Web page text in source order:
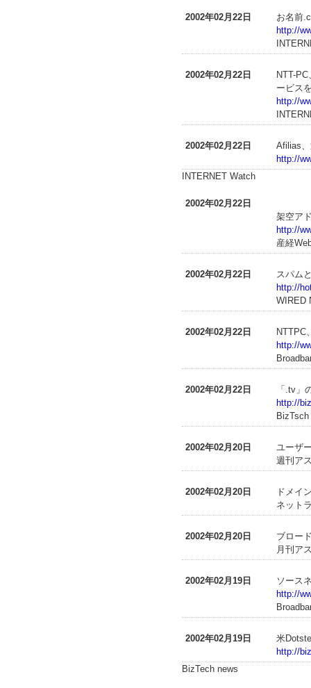
2002年02月22日
お名前
http://
2002年02月22日
NTT-
ービス
http://
2002年02月22日
Afilias
http://
INTERNET Watch
2002年02月22日
架空ア
http://
産経
2002年02月22日
スパム
http://
WIRED
2002年02月22日
NTTPC
http://
2002年02月22日
「.tv
http://
2002年02月20日
ユーザ
週刊ア
2002年02月20日
ドメイ
ネット
2002年02月20日
ブロー
月刊ア
2002年02月19日
ソース
http://
2002年02月19日
米
http://
BizTech news